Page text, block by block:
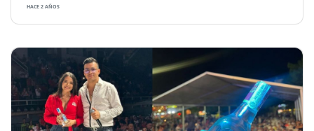
HACE 2 AÑOS